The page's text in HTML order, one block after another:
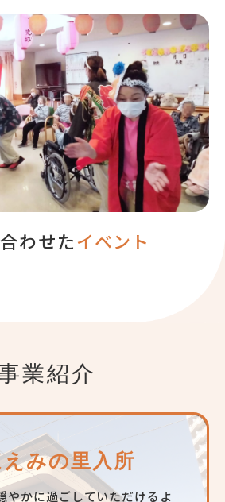
わせたイベント
業紹介
みの里入所
やかに過ごしていただけるよ